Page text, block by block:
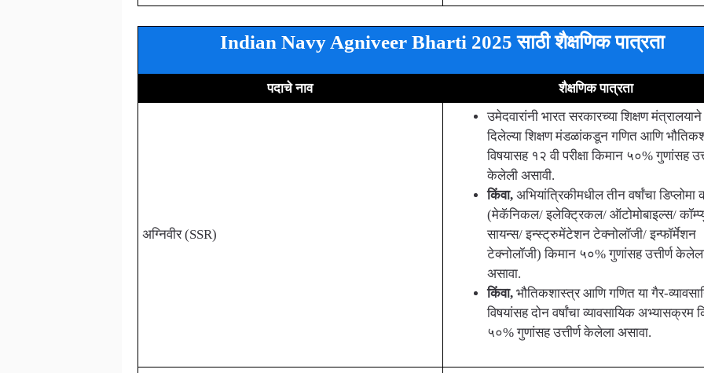
Indian Navy Agniveer Bharti 2025 साठी शैक्षणिक पात्रता
पदाचे नाव शैक्षणिक पात्रता
अग्निवीर (SSR)
उमेदवारांनी भारत सरकारच्या शिक्षण मंत्रालयाने
दिलेल्या शिक्षण मंडळांकडून गणित आणि
विषयासह १२ वी परीक्षा किमान ५०% गुणांसह
केलेली असावी.
किंवा,अभियांत्रिकीमधील तीन वर्षांचा डिप्लोमा
(मेकॅनिकल/ इलेक्ट्रिकल/ ऑटोमोबाइल्स/
सायन्स/ इन्स्ट्रुमेंटेशन टेक्नोलॉजी/ इन्फॉर्मेशन
टेक्नोलॉजी) किमान ५०% गुणांसह उत्तीर्ण
असावा.
किंवा,भौतिकशास्त्र आणि गणित या गैर-
विषयांसह दोन वर्षांचा व्यावसायिक अभ्यासक्रम
५०% गुणांसह उत्तीर्ण केलेला असावा.